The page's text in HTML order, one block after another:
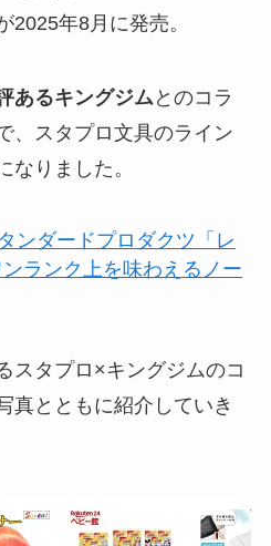
2025年8月に発売。
あるキングジムとのコラ
、スタプロ文具のライン
なりました。
ンダードプロダクツ「レ
ランク上を味わえるノー
スタプロ×キングジムのコ
真とともに紹介していき